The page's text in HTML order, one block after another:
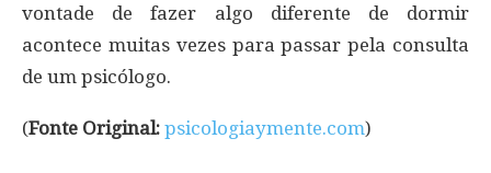
vontade de fazer algo diferente de dormir
acontece muitas vezes para passar pela consulta
de um psicólogo.
(Fonte Original: psicologiaymente.com)